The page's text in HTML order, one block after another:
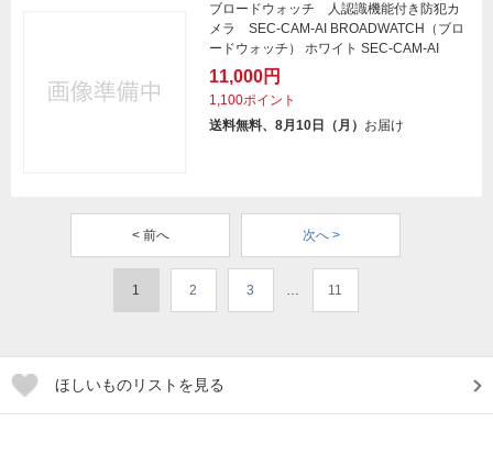
ブロードウォッチ 人認識機能付き防犯カ
メラ SEC-CAM-AI BROADWATCH（ブロ
ードウォッチ） ホワイト SEC-CAM-AI
11,000円
1,100ポイント
送料無料、8月10日（月） お届け
< 前へ 次へ >
1 2 3 … 11
ほしいものリストを見る